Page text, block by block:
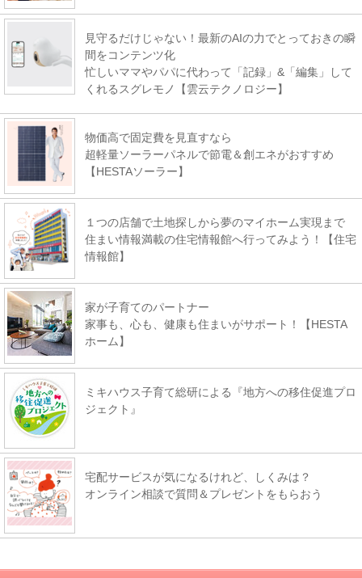
見守るだけじゃない！最新のAIの力でとっておきの瞬
間をコンテンツ化
忙しいママやパパに代わって「記録」&「編集」して
くれるスグレモノ【雲云テクノロジー】
物価高で固定費を見直すなら
超軽量ソーラーパネルで節電＆創エネがおすすめ
【HESTAソーラー】
１つの店舗で土地探しから夢のマイホーム実現まで
住まい情報満載の住宅情報館へ行ってみよう！【住宅
情報館】
家が子育てのパートナー
家事も、心も、健康も住まいがサポート！【HESTA
ホーム】
ミキハウス子育て総研による『地方への移住促進プロ
ジェクト』
宅配サービスが気になるけれど、しくみは？
オンライン相談で質問＆プレゼントをもらおう